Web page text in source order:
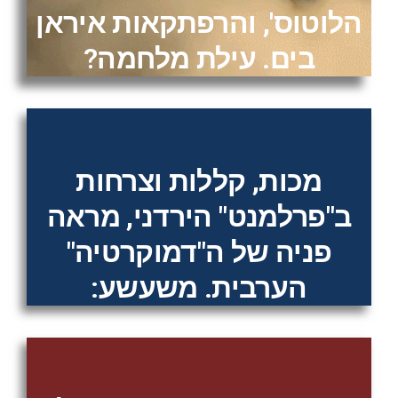
הלוטוס', והרפתקאות איראן
בים. עילת מלחמה?
מכות, קללות וצרחות
ב"פרלמנט" הירדני, מראה
פניה של ה"דמוקרטיה"
הערבית. משעשע: